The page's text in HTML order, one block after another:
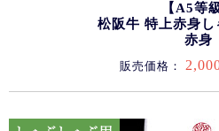
【A5等
松阪牛 特上赤身し
赤身
販売価格：